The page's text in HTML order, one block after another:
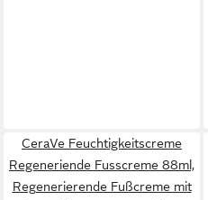
CeraVe Feuchtigkeitscreme
Regeneriende Fusscreme 88ml,
Regenerierende Fußcreme mit